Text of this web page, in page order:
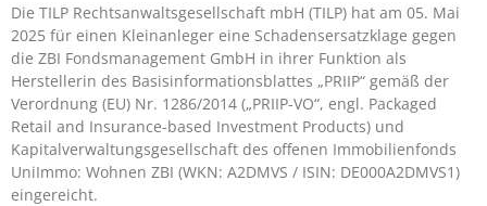
Die TILP Rechtsanwaltsgesellschaft mbH (TILP) hat am 05. Mai
2025 für einen Kleinanleger eine Schadensersatzklage gegen
die ZBI Fondsmanagement GmbH in ihrer Funktion als
Herstellerin des Basisinformationsblattes „PRIIP“ gemäß der
Verordnung (EU) Nr. 1286/2014 („PRIIP-VO“, engl. Packaged
Retail and Insurance-based Investment Products) und
Kapitalverwaltungsgesellschaft des offenen Immobilienfonds
UniImmo: Wohnen ZBI (WKN: A2DMVS / ISIN: DE000A2DMVS1)
eingereicht.